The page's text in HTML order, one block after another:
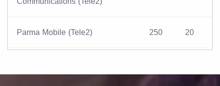
Parma Mobile (Tele2) 250 20